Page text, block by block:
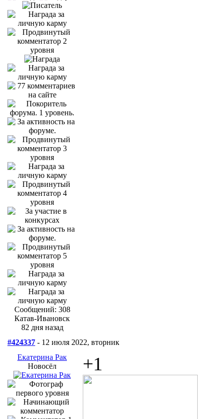
Сообщений: 308
Катав-Ивановск
82 дня назад
#424337 - 12 июля 2022, вторник
Екатерина Рак
Новосёл
+1